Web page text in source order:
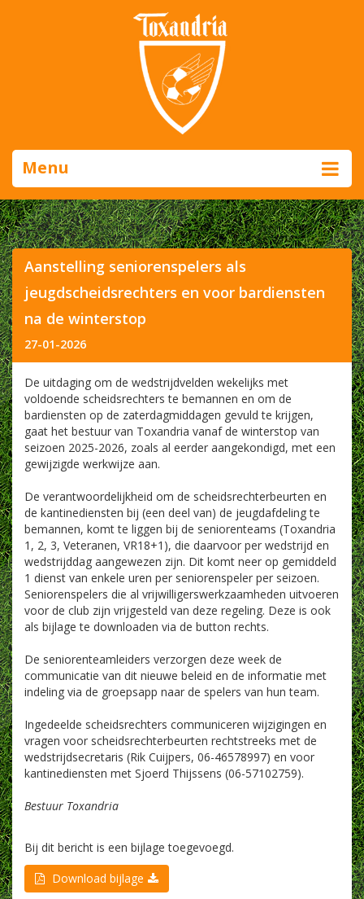
Menu
​Aanstelling seniorenspelers als
jeugdscheidsrechters en voor bardiensten
na de winterstop
27-01-2026
De uitdaging om de wedstrijdvelden wekelijks met
voldoende scheidsrechters te bemannen en om de
bardiensten op de zaterdagmiddagen gevuld te krijgen,
gaat het bestuur van Toxandria vanaf de winterstop van
seizoen 2025-2026, zoals al eerder aangekondigd, met een
gewijzigde werkwijze aan.
De verantwoordelijkheid om de scheidsrechterbeurten en
de kantinediensten bij (een deel van) de jeugdafdeling te
bemannen, komt te liggen bij de seniorenteams (Toxandria
1, 2, 3, Veteranen, VR18+1), die daarvoor per wedstrijd en
wedstrijddag aangewezen zijn. Dit komt neer op gemiddeld
1 dienst van enkele uren per seniorenspeler per seizoen.
Seniorenspelers die al vrijwilligerswerkzaamheden uitvoeren
voor de club zijn vrijgesteld van deze regeling. Deze is ook
als bijlage te downloaden via de button rechts.
De seniorenteamleiders verzorgen deze week de
communicatie van dit nieuwe beleid en de informatie met
indeling via de groepsapp naar de spelers van hun team.
Ingedeelde scheidsrechters communiceren wijzigingen en
vragen voor scheidsrechterbeurten rechtstreeks met de
wedstrijdsecretaris (Rik Cuijpers, 06-46578997) en voor
kantinediensten met Sjoerd Thijssens (06-57102759).
Bestuur Toxandria
Bij dit bericht is een bijlage toegevoegd.
Download bijlage